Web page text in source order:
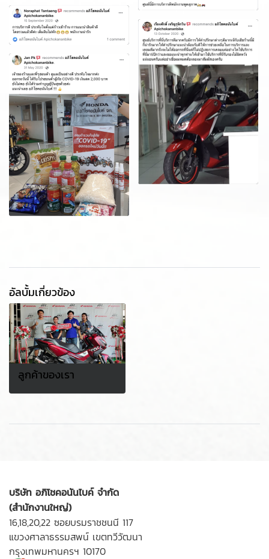
อัลบั้มเกี่ยวข้อง
ลูกค้าของเรา
บริษัท อภิโชคอนันไบค์ จำกัด
(สำนักงานใหญ่)
16,18,20,22 ซอยบรมราชชนนี 117
แขวงศาลาธรรมสพน์ เขตทวีวัฒนา
กรุงเทพมหานครฯ 10170